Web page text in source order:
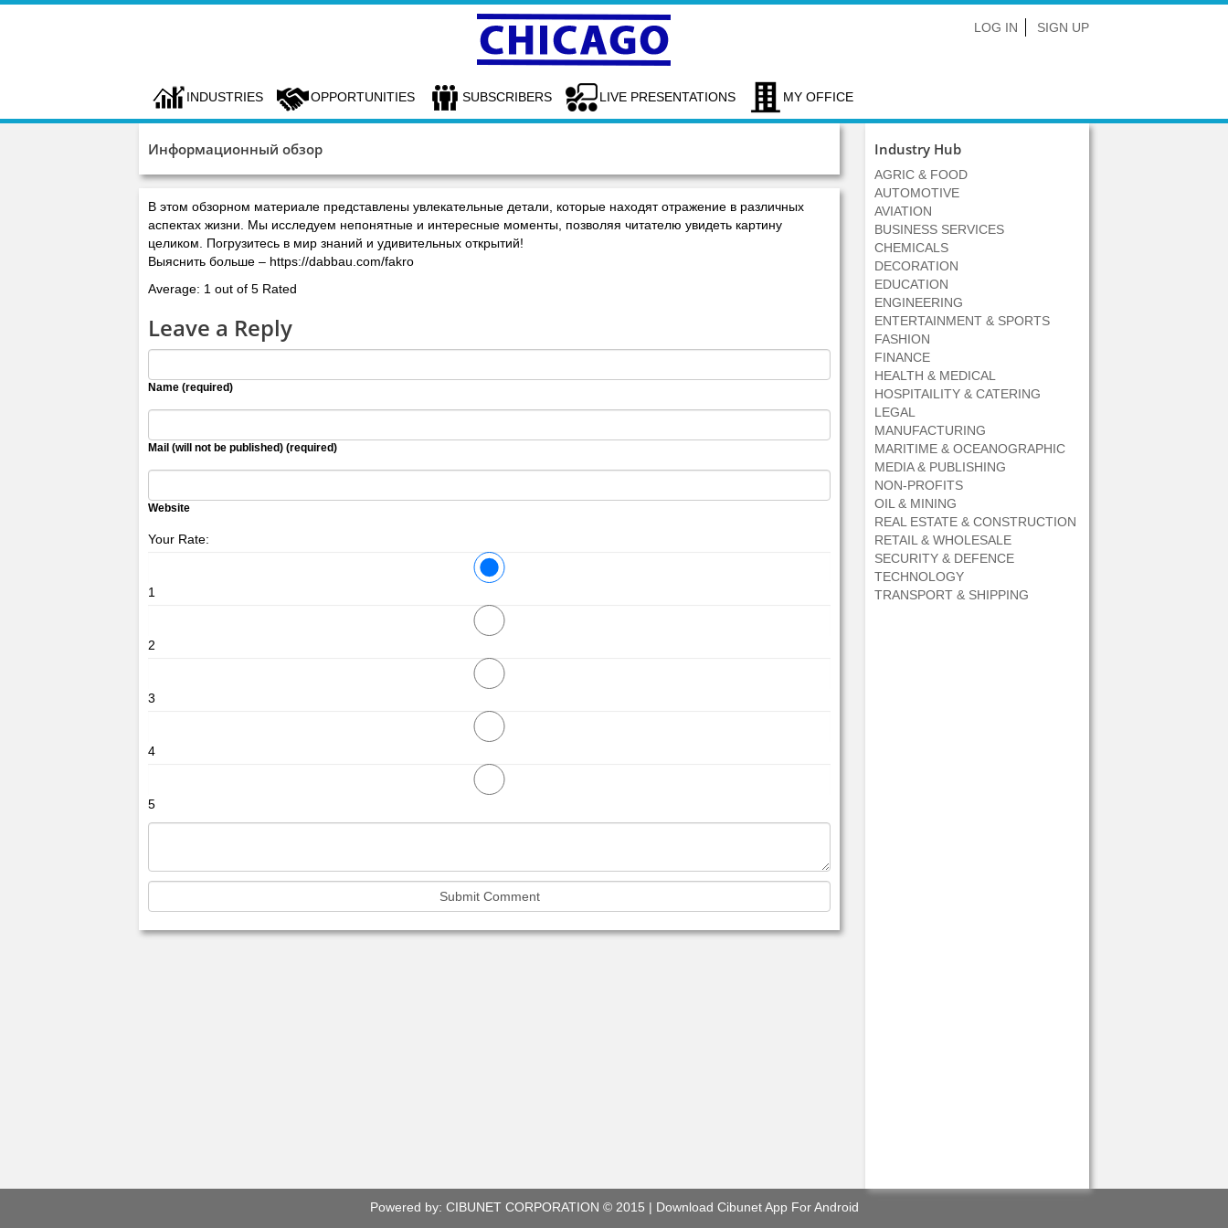
LOG IN SIGN UP
INDUSTRIES OPPORTUNITIES SUBSCRIBERS LIVE PRESENTATIONS MY OFFICE
Информационный обзор
В этом обзорном материале представлены увлекательные детали, которые находят отражение в различных
аспектах жизни. Мы исследуем непонятные и интересные моменты, позволяя читателю увидеть картину
целиком. Погрузитесь в мир знаний и удивительных открытий!
Выяснить больше – https://dabbau.com/fakro
Average: 1 out of 5 Rated
Leave a Reply
Name (required)
Mail (will not be published) (required)
Website
Your Rate:
1
2
3
4
5
Industry Hub
AGRIC & FOOD
AUTOMOTIVE
AVIATION
BUSINESS SERVICES
CHEMICALS
DECORATION
EDUCATION
ENGINEERING
ENTERTAINMENT & SPORTS
FASHION
FINANCE
HEALTH & MEDICAL
HOSPITAILITY & CATERING
LEGAL
MANUFACTURING
MARITIME & OCEANOGRAPHIC
MEDIA & PUBLISHING
NON-PROFITS
OIL & MINING
REAL ESTATE & CONSTRUCTION
RETAIL & WHOLESALE
SECURITY & DEFENCE
TECHNOLOGY
TRANSPORT & SHIPPING
Powered by: CIBUNET CORPORATION © 2015 | Download Cibunet App For Android